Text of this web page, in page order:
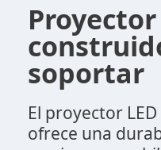
Proyector
soportar
El proyector
ofrece una